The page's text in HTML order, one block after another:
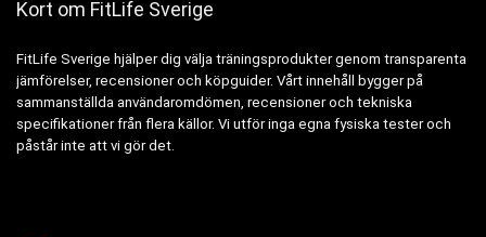
Kort om FitLife Sverige
FitLife Sverige hjälper dig välja träningsprodukter genom transparenta
jämförelser, recensioner och köpguider. Vårt innehåll bygger på
sammanställda användaromdömen, recensioner och tekniska
specifikationer från flera källor. Vi utför inga egna fysiska tester och
påstår inte att vi gör det.